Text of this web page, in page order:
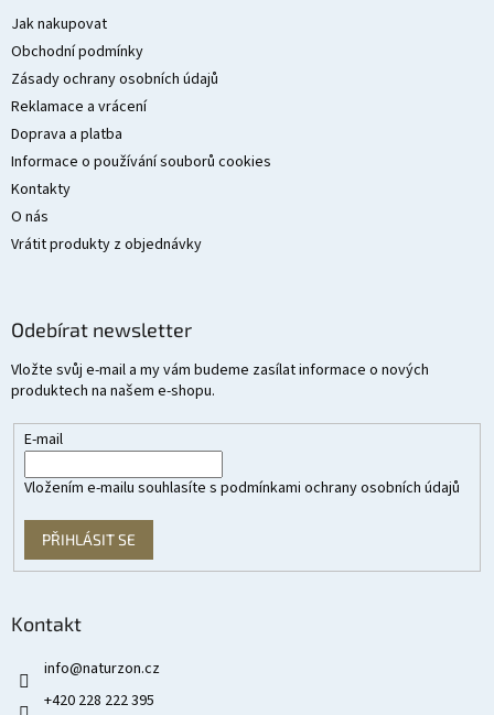
Jak nakupovat
Obchodní podmínky
Zásady ochrany osobních údajů
Reklamace a vrácení
Doprava a platba
Informace o používání souborů cookies
Kontakty
O nás
Vrátit produkty z objednávky
Odebírat newsletter
Vložte svůj e-mail a my vám budeme zasílat informace o nových
produktech na našem e-shopu.
E-mail
Vložením e-mailu souhlasíte s podmínkami ochrany osobních údajů
PŘIHLÁSIT SE
Kontakt
info@naturzon.cz
+420 228 222 395